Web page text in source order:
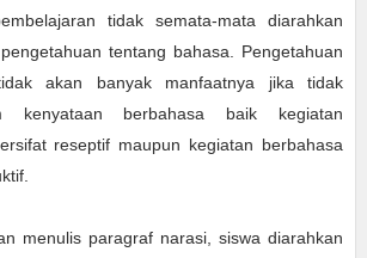
tidak semata-mata diarahkan
tentang bahasa. Pengetahuan
akan banyak manfaatnya jika tidak
kenyataan berbahasa baik kegiatan
reseptif maupun kegiatan berbahasa
menulis paragraf narasi, siswa diarahkan